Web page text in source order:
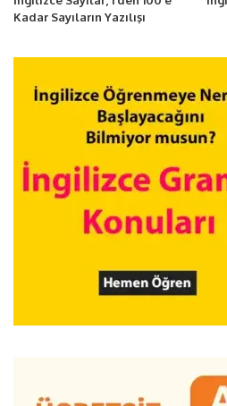
Kadar Sayıların Yazılışı